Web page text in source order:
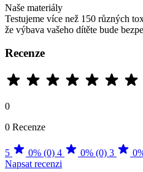
Naše materiály
Testujeme více než 150 různých
že výbava vašeho dítěte bude
Recenze
0
0 Recenze
5 0% (0) 4 0% (0) 3
Napsat recenzi